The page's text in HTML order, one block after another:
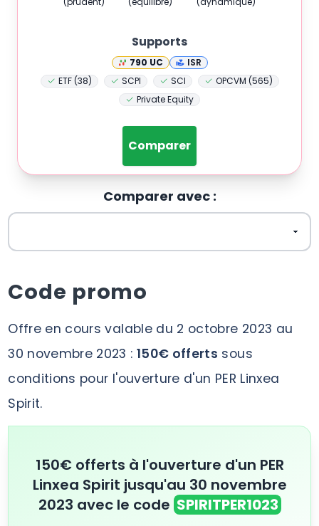
Supports
790 UC
ISR
ETF (38)
SCPI SCI
OPCVM (565)
Private Equity
Comparer
Comparer avec :
Code promo
Offre en cours valable du 2 octobre 2023 au
30 novembre 2023 : 150€ offerts sous
conditions pour l'ouverture d'un PER Linxea
Spirit.
150€ offerts à l'ouverture d'un PER
Linxea Spirit jusqu'au 30 novembre
2023 avec le code SPIRITPER1023